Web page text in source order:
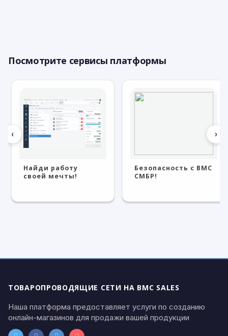
Посмотрите сервисы платформы
‹
Найди работу
своей мечты!
Безопасность с BMC
СМБР!
›
ТОВАРОПРОВОДЯЩИЕ СЕТИ НА BMC SALES
Наша платформа предоставляет услуги по созданию
онлайн-магазинов для продажи вашей продукции